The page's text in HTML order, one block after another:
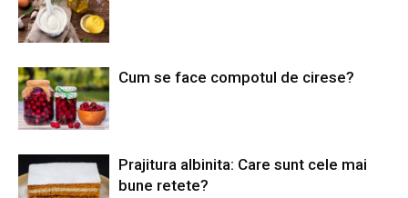
Cum se face compotul de cirese?
Prajitura albinita: Care sunt cele mai
bune retete?